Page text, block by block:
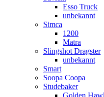
Esso Truck
unbekannt
Simca
1200
Matra
Slingshot Dragster
unbekannt
Smart
Soopa Coopa
Studebaker
Golden